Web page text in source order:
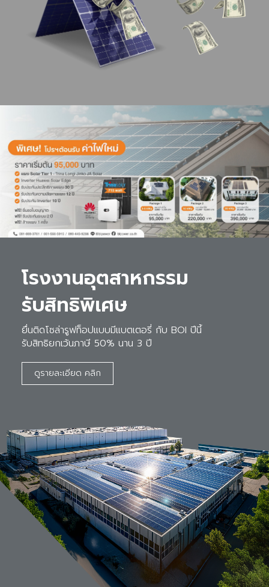
โรงงานอุตสาหกรรม
รับสิทธิพิเศษ
ยื่นติดโซล่ารูฟท็อปแบบมีแบตเตอรี่ กับ BOI ปีนี้
รับสิทธิยกเว้นภาษี 50% นาน 3 ปี
ดูรายละเอียด คลิก